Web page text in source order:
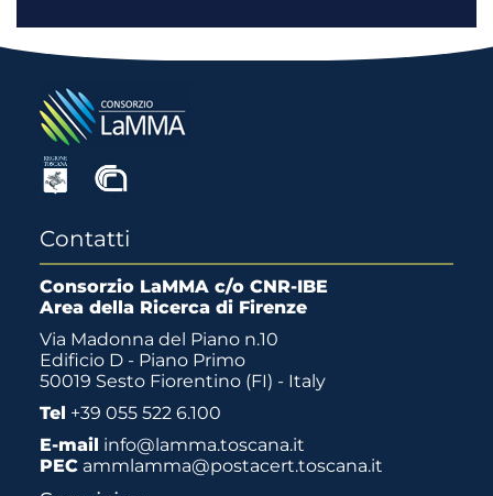
Contatti
Consorzio LaMMA c/o CNR-IBE
Area della Ricerca di Firenze
Via Madonna del Piano n.10
Edificio D - Piano Primo
50019 Sesto Fiorentino (FI) - Italy
Tel +39 055 522 6.100
E-mail info@lamma.toscana.it
PEC ammlamma@postacert.toscana.it